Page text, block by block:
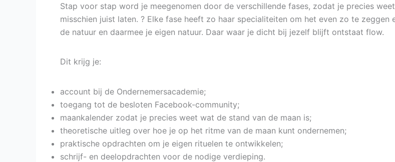
Stap voor stap word je meegenomen door de verschillende fases, zodat je precies
misschien juist laten. ? Elke fase heeft zo haar specialiteiten om het even zo te
de natuur en daarmee je eigen natuur. Daar waar je dicht bij jezelf blijft ontstaat flow.
Dit krijg je:
account bij de Ondernemersacademie;
toegang tot de besloten Facebook-community;
maankalender zodat je precies weet wat de stand van de maan is;
theoretische uitleg over hoe je op het ritme van de maan kunt ondernemen;
praktische opdrachten om je eigen rituelen te ontwikkelen;
schrijf- en deelopdrachten voor de nodige verdieping.